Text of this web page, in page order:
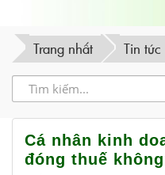
Trang nhất Tin tức
Cá nhân kinh
đóng thuế